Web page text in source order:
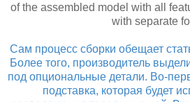
of the assembled model with all
with separate
Сам процесс сборки обещает
Более того, производитель
под опциональные детали. Во-
подставка, которая будет